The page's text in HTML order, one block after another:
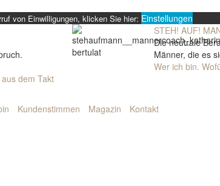
von Einwilligungen, klicken Sie hier: Einstellungen
dem Takt
STEH! AUF!
Die neutrale
Männer, die es
Wer ich bin.
Kundenstimmen Magazin Kontakt